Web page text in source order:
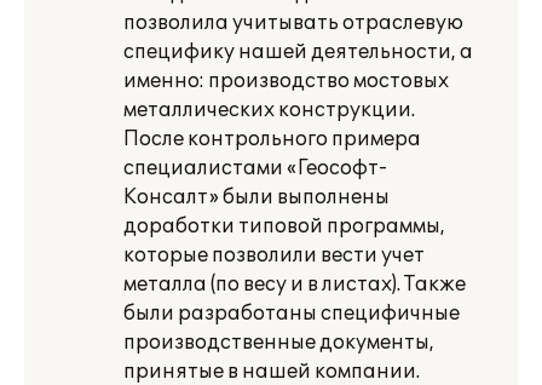
позволила учитывать отраслевую
специфику нашей деятельности, а
именно: производство мостовых
металлических конструкции.
После контрольного примера
специалистами «Геософт-
Консалт» были выполнены
доработки типовой программы,
которые позволили вести учет
металла (по весу и в листах). Также
были разработаны специфичные
производственные документы,
принятые в нашей компании.